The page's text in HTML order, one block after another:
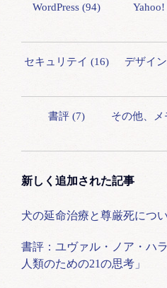
WordPress (94)
セキュリテイ (16) デザイ
書評 (7) その他、メ
新しく追加された記事
犬の延命治療と尊厳死につ
書評：ユヴァル・ノア・ハ
人類のための21の思考」